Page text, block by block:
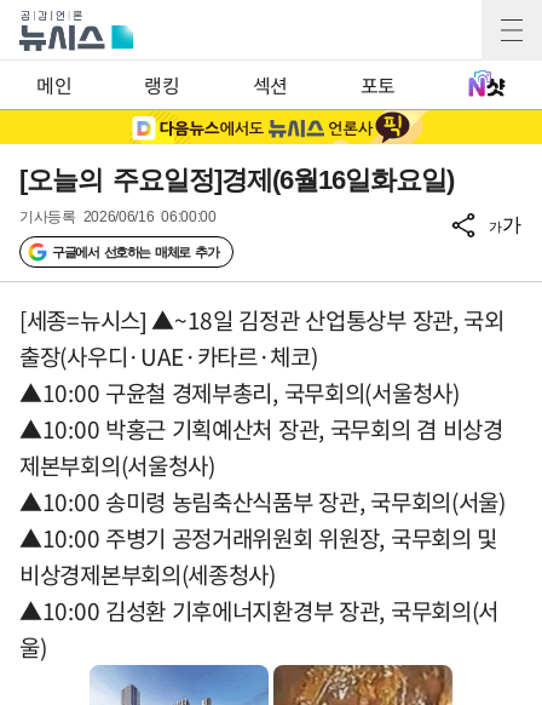
메인 랭킹 섹션 포토
[오늘의 주요일정]경제(6월16일화요일)
기사등록 2026/06/16 06:00:00
구글에서 선호하는 매체로 추가
가가
[세종=뉴시스] ▲~18일 김정관 산업통상부 장관, 국외
출장(사우디·UAE·카타르·체코)
▲10:00 구윤철 경제부총리, 국무회의(서울청사)
▲10:00 박홍근 기획예산처 장관, 국무회의 겸 비상경
제본부회의(서울청사)
▲10:00 송미령 농림축산식품부 장관, 국무회의(서울)
▲10:00 주병기 공정거래위원회 위원장, 국무회의 및
비상경제본부회의(세종청사)
▲10:00 김성환 기후에너지환경부 장관, 국무회의(서
울)